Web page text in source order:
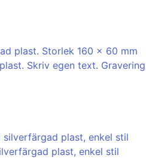
Skriv egen text. Gravering
plast, enkel stil